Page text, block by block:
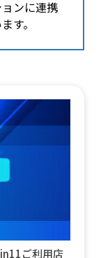
ンに連携
す。
ご利用店